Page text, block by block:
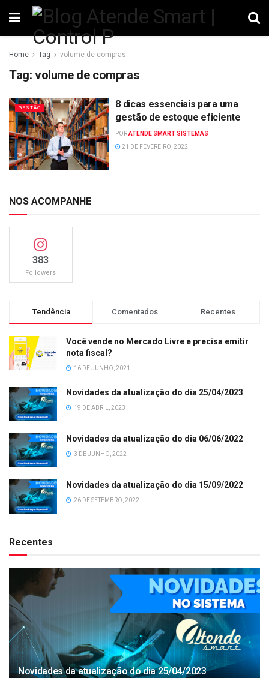
Home Tag volume de compras
Tag: volume de compras
GESTÃO
8 dicas essenciais para uma
gestão de estoque eficiente
PORATENDE SMART SISTEMAS
21 DE FEVEREIRO, 2022
NOS ACOMPANHE
383
Followers
Tendência Comentados Recentes
Você vende no Mercado Livre e precisa emitir
nota fiscal?
16 DE JUNHO, 2021
Novidades da atualização do dia 25/04/2023
19 DE ABRIL, 2023
Novidades da atualização do dia 06/06/2022
3 DE JUNHO, 2022
Novidades da atualização do dia 15/09/2022
26 DE SETEMBRO, 2022
Recentes
Novidades da atualização do dia 25/04/2023